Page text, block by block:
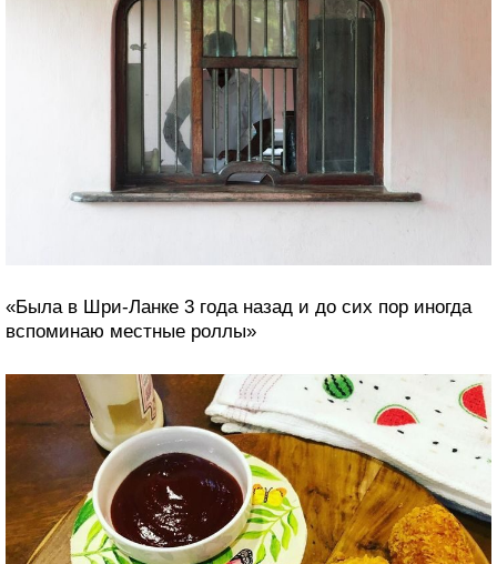
«В дешевых кафешках случается, что приносят
тарелки, обмотанные пищевой пленкой, — это норма.
Вероятно, не любят мыть посуду. Немного
непривычно, но гениально»
Этот железнодорожный вокзал в поселке Мидигама
напоминает декорации к фильму Уэса Андерсона